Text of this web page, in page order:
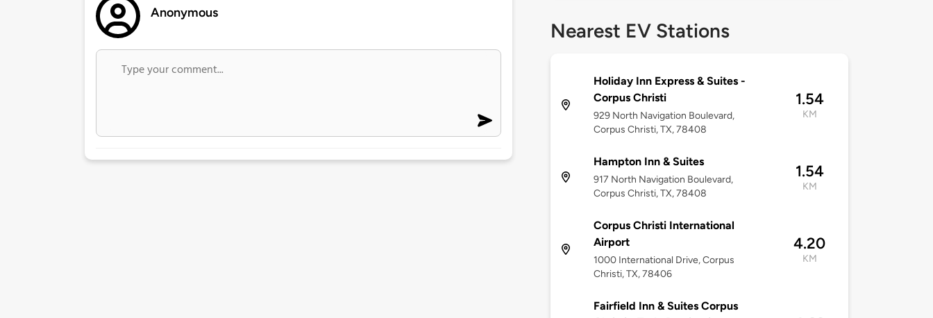
Anonymous
Nearest EV Stations
Holiday Inn Express & Suites -
Corpus Christi
929 North Navigation Boulevard,
Corpus Christi, TX, 78408
1.54
KM
Hampton Inn & Suites
917 North Navigation Boulevard,
Corpus Christi, TX, 78408
1.54
KM
Corpus Christi International
Airport
1000 International Drive, Corpus
Christi, TX, 78406
4.20
KM
Fairfield Inn & Suites Corpus